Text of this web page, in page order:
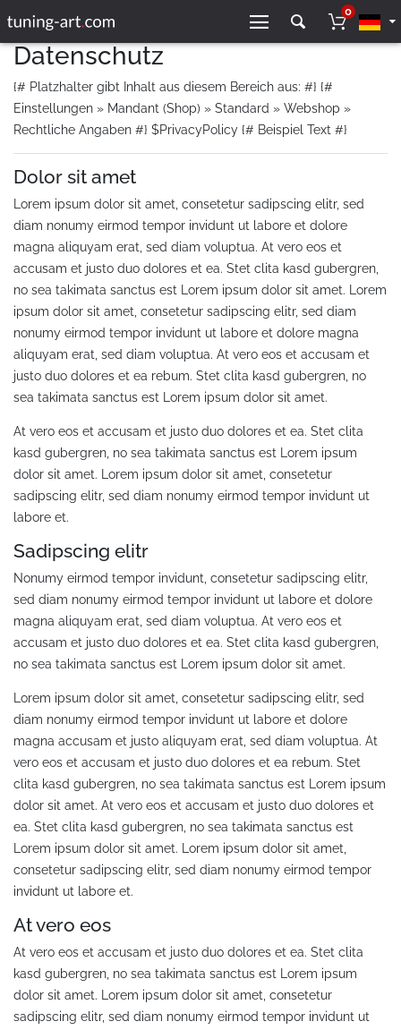
0
Datenschutz
{# Platzhalter gibt Inhalt aus diesem Bereich aus: #} {#
Einstellungen » Mandant (Shop) » Standard » Webshop »
Rechtliche Angaben #} $PrivacyPolicy {# Beispiel Text #}
Dolor sit amet
Lorem ipsum dolor sit amet, consetetur sadipscing elitr, sed
diam nonumy eirmod tempor invidunt ut labore et dolore
magna aliquyam erat, sed diam voluptua. At vero eos et
accusam et justo duo dolores et ea. Stet clita kasd gubergren,
no sea takimata sanctus est Lorem ipsum dolor sit amet. Lorem
ipsum dolor sit amet, consetetur sadipscing elitr, sed diam
nonumy eirmod tempor invidunt ut labore et dolore magna
aliquyam erat, sed diam voluptua. At vero eos et accusam et
justo duo dolores et ea rebum. Stet clita kasd gubergren, no
sea takimata sanctus est Lorem ipsum dolor sit amet.
At vero eos et accusam et justo duo dolores et ea. Stet clita
kasd gubergren, no sea takimata sanctus est Lorem ipsum
dolor sit amet. Lorem ipsum dolor sit amet, consetetur
sadipscing elitr, sed diam nonumy eirmod tempor invidunt ut
labore et.
Sadipscing elitr
Nonumy eirmod tempor invidunt, consetetur sadipscing elitr,
sed diam nonumy eirmod tempor invidunt ut labore et dolore
magna aliquyam erat, sed diam voluptua. At vero eos et
accusam et justo duo dolores et ea. Stet clita kasd gubergren,
no sea takimata sanctus est Lorem ipsum dolor sit amet.
Lorem ipsum dolor sit amet, consetetur sadipscing elitr, sed
diam nonumy eirmod tempor invidunt ut labore et dolore
magna accusam et justo aliquyam erat, sed diam voluptua. At
vero eos et accusam et justo duo dolores et ea rebum. Stet
clita kasd gubergren, no sea takimata sanctus est Lorem ipsum
dolor sit amet. At vero eos et accusam et justo duo dolores et
ea. Stet clita kasd gubergren, no sea takimata sanctus est
Lorem ipsum dolor sit amet. Lorem ipsum dolor sit amet,
consetetur sadipscing elitr, sed diam nonumy eirmod tempor
invidunt ut labore et.
At vero eos
At vero eos et accusam et justo duo dolores et ea. Stet clita
kasd gubergren, no sea takimata sanctus est Lorem ipsum
dolor sit amet. Lorem ipsum dolor sit amet, consetetur
sadipscing elitr, sed diam nonumy eirmod tempor invidunt ut